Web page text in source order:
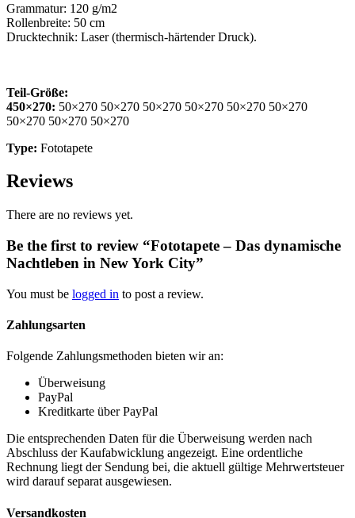
Grammatur: 120 g/m2
Rollenbreite: 50 cm
Drucktechnik: Laser (thermisch-härtender Druck).
Teil-Größe:
450×270: 50×270 50×270 50×270 50×270 50×270 50×270
50×270 50×270 50×270
Type: Fototapete
Reviews
There are no reviews yet.
Be the first to review “Fototapete – Das dynamische
Nachtleben in New York City”
You must be logged in to post a review.
Zahlungsarten
Folgende Zahlungsmethoden bieten wir an:
Überweisung
PayPal
Kreditkarte über PayPal
Die entsprechenden Daten für die Überweisung werden nach
Abschluss der Kaufabwicklung angezeigt. Eine ordentliche
Rechnung liegt der Sendung bei, die aktuell gültige Mehrwertsteuer
wird darauf separat ausgewiesen.
Versandkosten